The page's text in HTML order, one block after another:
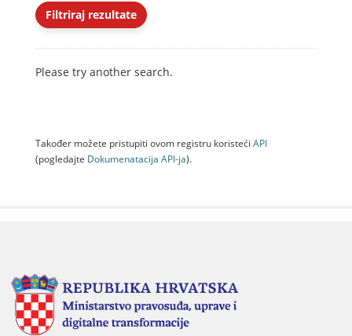
Filtriraj rezultate
Please try another search.
Također možete pristupiti ovom registru koristeći API
(pogledajte Dokumenаtаcijа API-jа).